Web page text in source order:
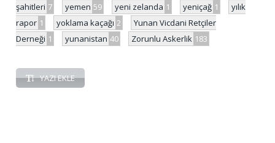
şahitleri 7 yemen 59 yeni zelanda 1 yeniçağ 1
yılık
rapor 1 yoklama kaçağı 2
Yunan Vicdani Retçiler
Derneği 1 yunanistan 40 Zorunlu Askerlik 183
YAZI EKLE